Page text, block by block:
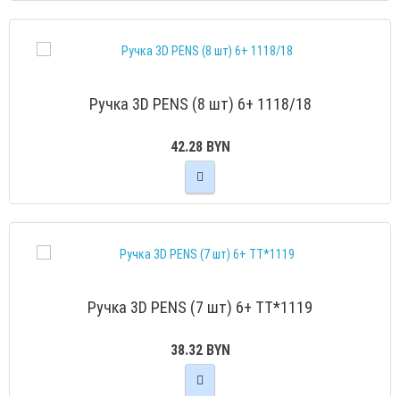
Ручка 3D PENS (8 шт) 6+ 1118/18
42.28 BYN
Ручка 3D PENS (7 шт) 6+ TT*1119
38.32 BYN